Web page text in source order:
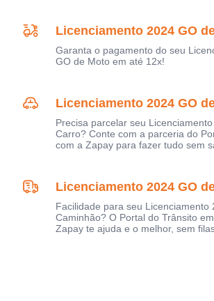
Licenciamento 2024 GO
Garanta o pagamento do seu
GO de Moto em até 12x!
Licenciamento 2024 GO
Precisa parcelar seu
Carro? Conte com a parceria do
com a Zapay para fazer tudo sem
Licenciamento 2024 GO
Facilidade para seu Licenciamento
Caminhão? O Portal do Trânsito
Zapay te ajuda e o melhor, sem